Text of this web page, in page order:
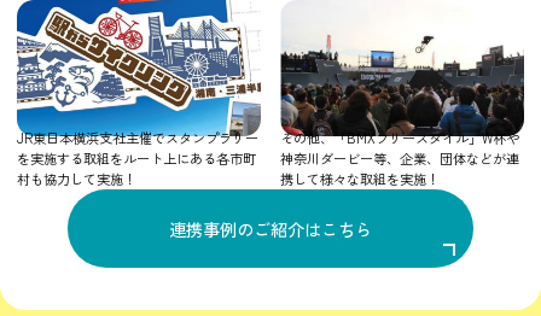
JR東日本横浜支社主催でスタンプラリー
を実施する取組をルート上にある各市町
村も協力して実施！
その他、「BMXフリースタイル」W杯や
神奈川ダービー等、企業、団体などが連
携して様々な取組を実施！
連携事例のご紹介はこちら